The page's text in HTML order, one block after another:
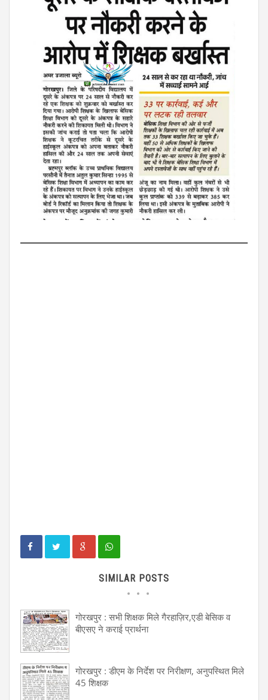
SIMILAR POSTS
गोरखपुर : सभी शिक्षक मिले गैरहाज़िर,एडी बेसिक व
बीएसए ने कराई प्रार्थना
गोरखपुर : डीएम के निर्देश पर निरीक्षण, अनुपस्थित मिले
45 शिक्षक